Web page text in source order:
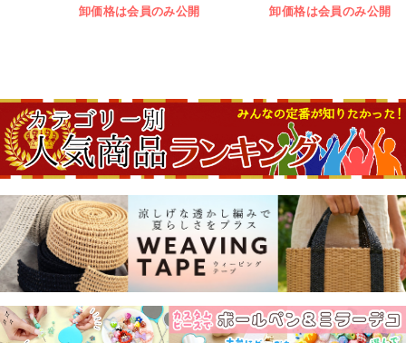
卸価格は会員のみ公開 卸価格は会員のみ公開